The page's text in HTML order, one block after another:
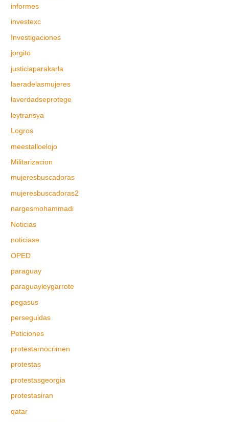
informes
investexc
Investigaciones
jorgito
justiciaparakarla
laeradelasmujeres
laverdadseprotege
leytransya
Logros
meestalloelojo
Militarizacion
mujeresbuscadoras
mujeresbuscadoras2
nargesmohammadi
Noticias
noticiase
OPED
paraguay
paraguayleygarrote
pegasus
perseguidas
Peticiones
protestarnocrimen
protestas
protestasgeorgia
protestasiran
qatar